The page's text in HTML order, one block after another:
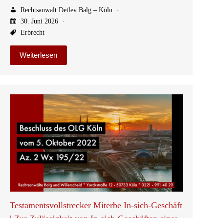
Rechtsanwalt Detlev Balg – Köln
30. Juni 2026
Erbrecht
Weiterlesen
Testamentsvollstrecker Miterbe In-sich-Geschäft